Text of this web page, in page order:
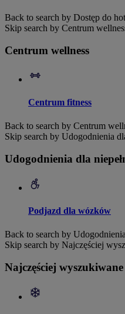
Back to search by Dostęp do
Skip search by Centrum
Centrum wellness
Centrum fitness
Back to search by Centrum
Skip search by Udogodnienia
Udogodnienia dla
Podjazd dla wózków
Back to search by
Skip search by Najczęściej
Najczęściej wyszukiwane